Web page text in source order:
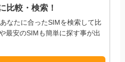
比較・検索！
なたに合ったSIMを検索して比
最安のSIMも簡単に探す事が出